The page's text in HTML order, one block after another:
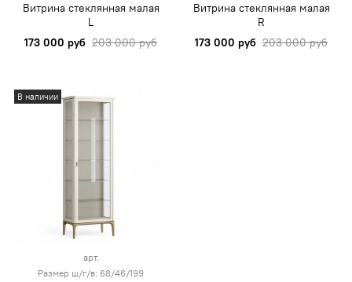
Витрина стеклянная малая
L
173 000 руб 203 000 руб
Витрина стеклянная малая
R
173 000 руб 203 000 руб
В наличии
арт.
Размер ш/г/в: 68/46/199